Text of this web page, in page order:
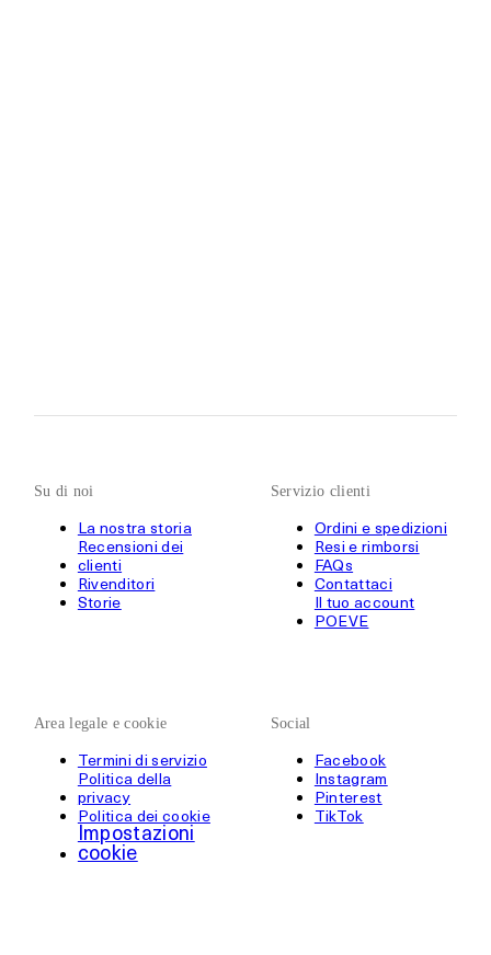
Su di noi
La nostra storia
Recensioni dei
clienti
Rivenditori
Storie
Servizio clienti
Ordini e spedizioni
Resi e rimborsi
FAQs
Contattaci
Il tuo account
POEVE
Area legale e cookie
Termini di servizio
Politica della
privacy
Politica dei cookie
Impostazioni
cookie
Social
Facebook
Instagram
Pinterest
TikTok